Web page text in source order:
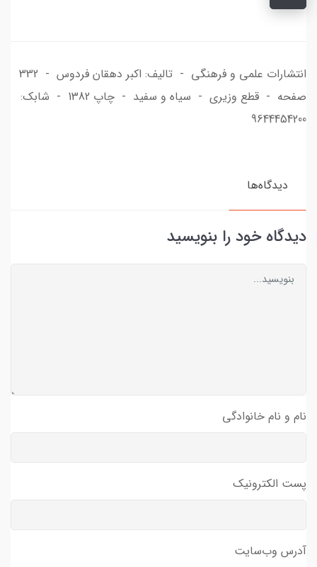
انتشارات علمی و فرهنگی - تالیف: اکبر دهقان فردوس - 332
صفحه - قطع وزیری - سیاه و سفید - چاپ 1382 - شابک:
9644454200
دیدگاه‌ها
دیدگاه خود را بنویسید
نام و نام خانوادگی
پست الکترونیک
آدرس وب‌سایت